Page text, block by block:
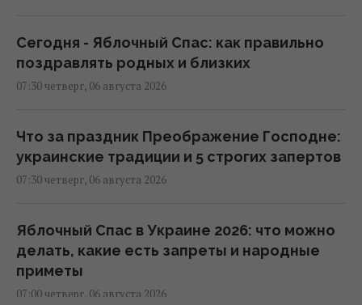
Сегодня - Яблочный Спас: как правильно
поздравлять родных и близких
07:30 четверг, 06 августа 2026
Что за праздник Преображение Господне:
украинские традиции и 5 строгих запертов
07:30 четверг, 06 августа 2026
Яблочный Спас в Украине 2026: что можно
делать, какие есть запреты и народные
приметы
07:00 четверг, 06 августа 2026